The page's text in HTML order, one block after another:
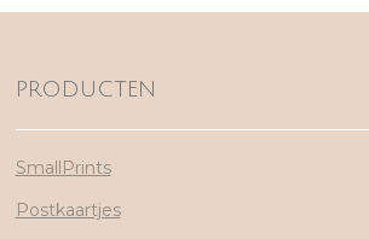
PRODUCTEN
SmallPrints
Postkaartjes